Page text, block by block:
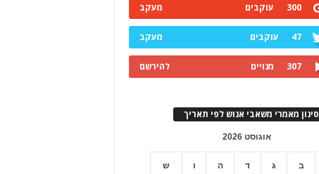
300 עוקבים מעקב
47 עוקבים מעקב
307 מנויים להירשם
סינון מאמרי משאבי אנוש לפי תאריך
אוגוסט 2026
ב ג ד ה ו ש